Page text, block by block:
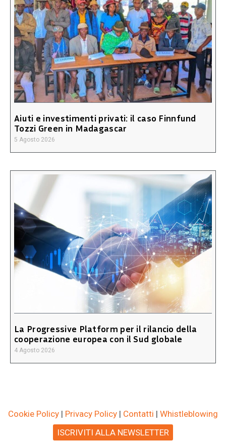
Aiuti e investimenti privati: il caso Finnfund
Tozzi Green in Madagascar
5 Agosto 2026
La Progressive Platform per il rilancio della
cooperazione europea con il Sud globale
4 Agosto 2026
Cookie Policy | Privacy Policy | Contatti | Whistleblowing
ISCRIVITI ALLA NEWSLETTER